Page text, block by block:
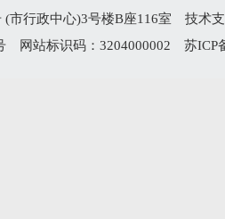
(市行政中心)3号楼B座116室 技术
网站标识码：3204000002 苏ICP